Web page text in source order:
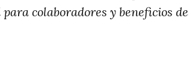
colaboradores y beneficios